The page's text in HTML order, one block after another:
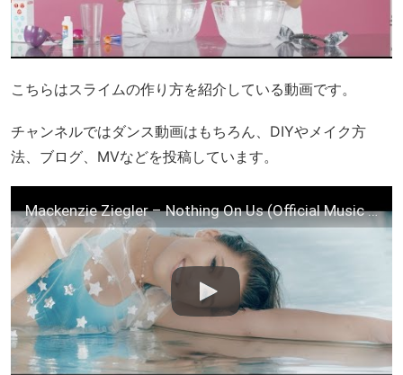
こちらはスライムの作り方を紹介している動画です。
チャンネルではダンス動画はもちろん、DIYやメイク方
法、ブログ、MVなどを投稿しています。
Mackenzie Ziegler – Nothing On Us (Official Music Video)